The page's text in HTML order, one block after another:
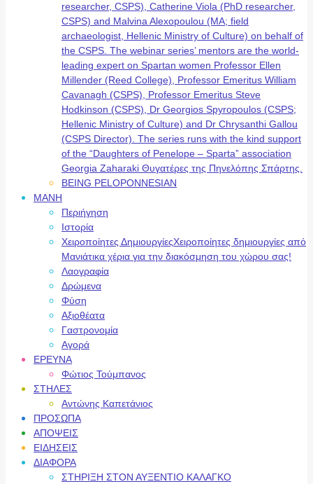
researcher, CSPS), Catherine Viola (PhD researcher,
CSPS) and Malvina Alexopoulou (MA; field
archaeologist, Hellenic Ministry of Culture) on behalf of
the CSPS. The webinar series’ mentors are the world-
leading expert on Spartan women Professor Ellen
Millender (Reed College), Professor Emeritus William
Cavanagh (CSPS), Professor Emeritus Steve
Hodkinson (CSPS), Dr Georgios Spyropoulos (CSPS;
Hellenic Ministry of Culture) and Dr Chrysanthi Gallou
(CSPS Director). The series runs with the kind support
of the “Daughters of Penelope – Sparta” association
Georgia Zaharaki Θυγατέρες της Πηνελόπης Σπάρτης.
BEING PELOPONNESIAN
ΜΑΝΗ
Περιήγηση
Ιστορία
Χειροποίητες ΔημιουργίεςΧειροποίητες δημιουργίες από
Μανιάτικα χέρια για την διακόσμηση του χώρου σας!
Λαογραφία
Δρώμενα
Φύση
Αξιοθέατα
Γαστρονομία
Αγορά
ΕΡΕΥΝΑ
Φώτιος Τούμπανος
ΣΤΗΛΕΣ
Αντώνης Καπετάνιος
ΠΡΟΣΩΠΑ
ΑΠΟΨΕΙΣ
ΕΙΔΗΣΕΙΣ
ΔΙΑΦΟΡΑ
ΣΤΗΡΙΞΗ ΣΤΟΝ ΑΥΞΕΝΤΙΟ ΚΑΛΑΓΚΟ